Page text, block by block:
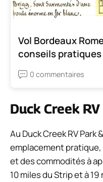
Vol Bordeaux
conseils pratiques
0 commentaires
Duck Creek
Au Duck Creek RV
emplacement
et des commodités à
10 miles du Strip et à